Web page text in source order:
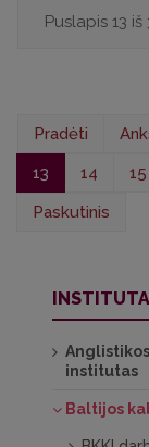
Puslapis 13 iš
Pradėti
13
14 15
Paskutinis
institutas
Baltijos